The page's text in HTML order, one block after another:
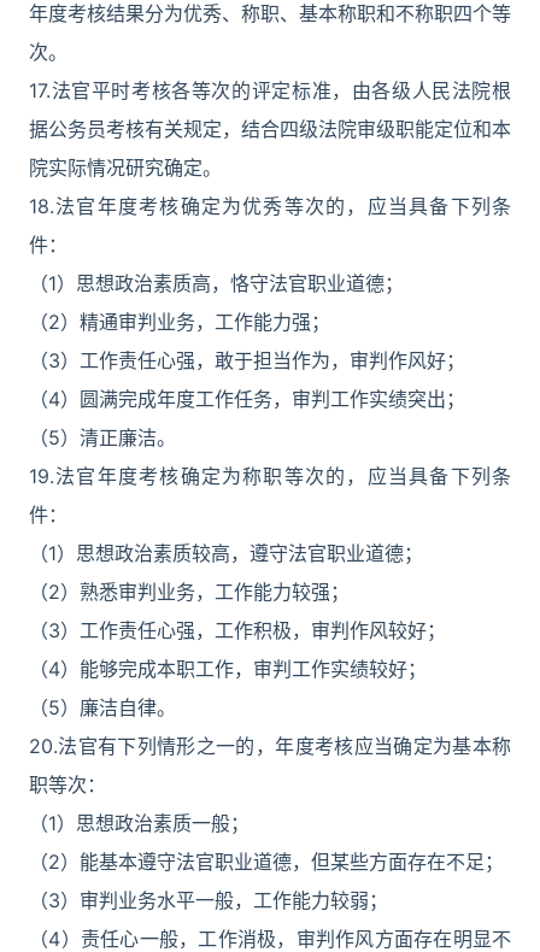
年度考核结果分为优秀、称职、基本称职和不称职四个等
次。
17.法官平时考核各等次的评定标准，由各级人民法院根
据公务员考核有关规定，结合四级法院审级职能定位和本
院实际情况研究确定。
18.法官年度考核确定为优秀等次的，应当具备下列条
件：
（1）思想政治素质高，恪守法官职业道德；
（2）精通审判业务，工作能力强；
（3）工作责任心强，敢于担当作为，审判作风好；
（4）圆满完成年度工作任务，审判工作实绩突出；
（5）清正廉洁。
19.法官年度考核确定为称职等次的，应当具备下列条
件：
（1）思想政治素质较高，遵守法官职业道德；
（2）熟悉审判业务，工作能力较强；
（3）工作责任心强，工作积极，审判作风较好；
（4）能够完成本职工作，审判工作实绩较好；
（5）廉洁自律。
20.法官有下列情形之一的，年度考核应当确定为基本称
职等次：
（1）思想政治素质一般；
（2）能基本遵守法官职业道德，但某些方面存在不足；
（3）审判业务水平一般，工作能力较弱；
（4）责任心一般，工作消极，审判作风方面存在明显不